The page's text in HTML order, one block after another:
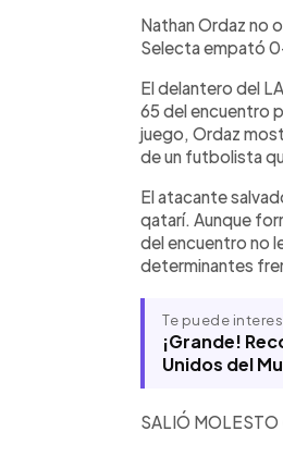
►
Nathan
empate 0-
cómodo
reflejó la
una
Nathan Ordaz no
Selecta empató
El delantero del
65 del encuentro
juego, Ordaz
de un futbolista
El atacante
qatarí. Aunque
del encuentro no
determinantes
Te puede
¡Grande!
Unidos del
SALIÓ MOLESTO